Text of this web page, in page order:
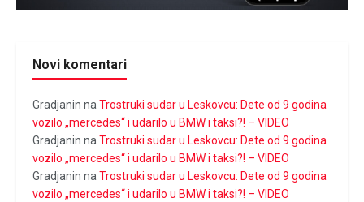
Novi komentari
Gradjanin naTrostruki sudar u Leskovcu: Dete od 9 godina
vozilo „mercedes“ i udarilo u BMW i taksi?! – VIDEO
Gradjanin naTrostruki sudar u Leskovcu: Dete od 9 godina
vozilo „mercedes“ i udarilo u BMW i taksi?! – VIDEO
Gradjanin naTrostruki sudar u Leskovcu: Dete od 9 godina
vozilo „mercedes“ i udarilo u BMW i taksi?! – VIDEO